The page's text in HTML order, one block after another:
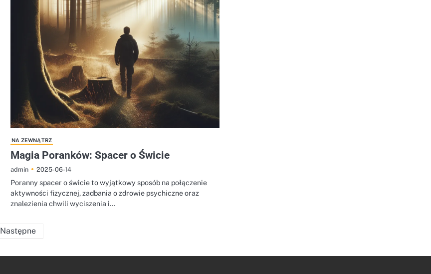
NA ZEWNĄTRZ
Magia Poranków: Spacer o Świcie
admin 2025-06-14
Poranny spacer o świcie to wyjątkowy sposób na połączenie
aktywności fizycznej, zadbania o zdrowie psychiczne oraz
znalezienia chwili wyciszenia i…
Stronicowanie
Następne